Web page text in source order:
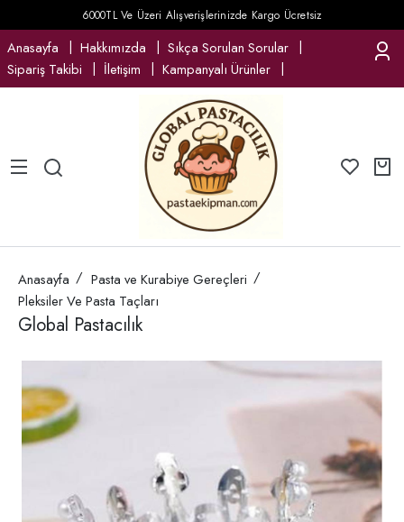
6000TL Ve Üzeri Alışverişlerinizde Kargo Ücretsiz
Anasayfa Hakkımızda
Sıkça Sorulan Sorular
Sipariş Takibi
İletişim Kampanyalı Ürünler
Anasayfa
Pasta ve Kurabiye Gereçleri
Pleksiler Ve Pasta Taçları
Global Pastacılık